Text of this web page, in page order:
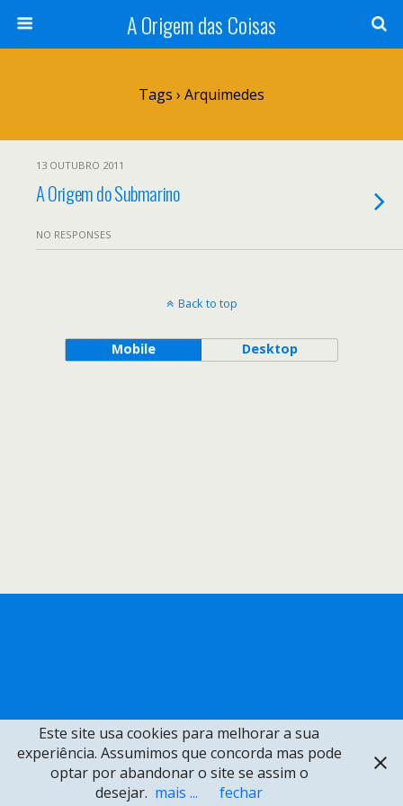
A Origem das Coisas
Tags › Arquimedes
13 OUTUBRO 2011
A Origem do Submarino
NO RESPONSES
Back to top
Mobile Desktop
Este site usa cookies para melhorar a sua
experiência. Assumimos que concorda mas pode
optar por abandonar o site se assim o
desejar. mais ... fechar